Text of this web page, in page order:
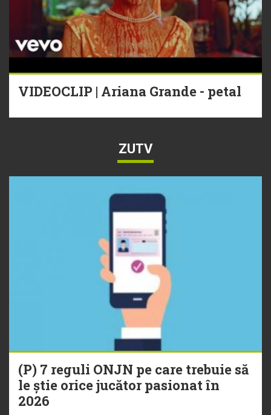
VIDEOCLIP | Ariana Grande - petal
ZUTV
(P) 7 reguli ONJN pe care trebuie să
le știe orice jucător pasionat în
2026